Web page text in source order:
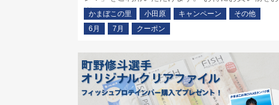
楽しみください。
かまぼこの里 小田原 キャンペーン
その他
6月
7月 クーポン